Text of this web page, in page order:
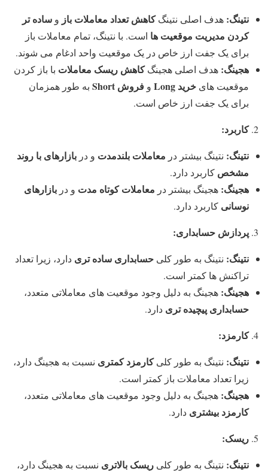
نتینگ: هدف اصلی نتینگکاهش تعداد معاملات باز و ساده تر
کردن مدیریت موقعیت ها است. با نتینگ، تمام معاملات باز
برای یک جفت ارز خاص در یک موقعیت واحد ادغام می شوند.
هجینگ: هدف اصلی هجینگکاهش ریسک معاملات با باز کردن
موقعیت های خرید Long و فروش Short به طور همزمان
برای یک جفت ارز خاص است.
کاربرد:
نتینگ: نتینگ بیشتر در معاملات بلندمدت و در بازارهای با روند
مشخص کاربرد دارد.
هجینگ: هجینگ بیشتر در معاملات کوتاه مدت و در بازارهای
نوسانی کاربرد دارد.
پردازش حسابداری:
نتینگ: نتینگ به طور کلی حسابداری ساده تری دارد، زیرا تعداد
تراکنش ها کمتر است.
هجینگ: هجینگ به دلیل وجود موقعیت های معاملاتی متعدد،
حسابداری پیچیده تری دارد.
کارمزد:
نتینگ: نتینگ به طور کلیکارمزد کمتری نسبت به هجینگ دارد،
زیرا تعداد معاملات باز کمتر است.
هجینگ: هجینگ به دلیل وجود موقعیت های معاملاتی متعدد،
کارمزد بیشتری دارد.
ریسک:
نتینگ: نتینگ به طور کلی ریسک بالاتری نسبت به هجینگ دارد،